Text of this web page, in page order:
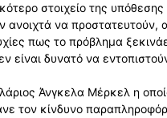
στοιχείο της
ανοιχτά να προστατευτούν,
πως το πρόβλημα
είναι δυνατό να
Άνγκελα Μέρκελ η
τον κίνδυνο